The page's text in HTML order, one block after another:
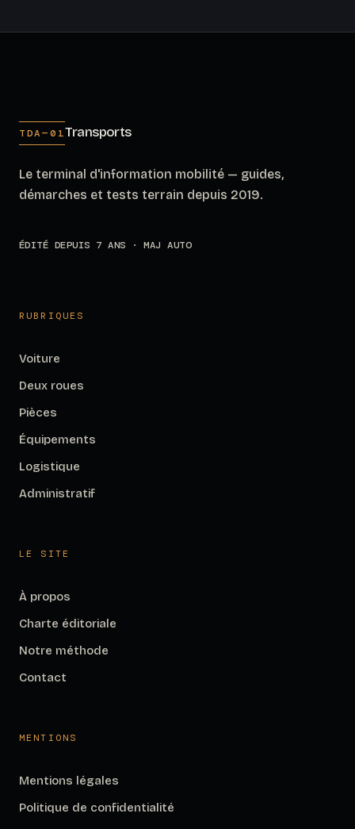
TDA—01Transports
Le terminal d'information mobilité — guides,
démarches et tests terrain depuis 2019.
ÉDITÉ DEPUIS 7 ANS · MAJ AUTO
RUBRIQUES
Voiture
Deux roues
Pièces
Équipements
Logistique
Administratif
LE SITE
À propos
Charte éditoriale
Notre méthode
Contact
MENTIONS
Mentions légales
Politique de confidentialité